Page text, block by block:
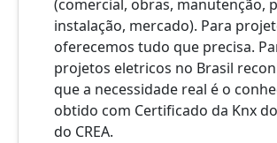
(comercial, obras, manutenção,
instalação, mercado). Para
oferecemos tudo que precisa.
projetos eletricos no Brasil
que a necessidade real é o
obtido com Certificado da Knx
do CREA.